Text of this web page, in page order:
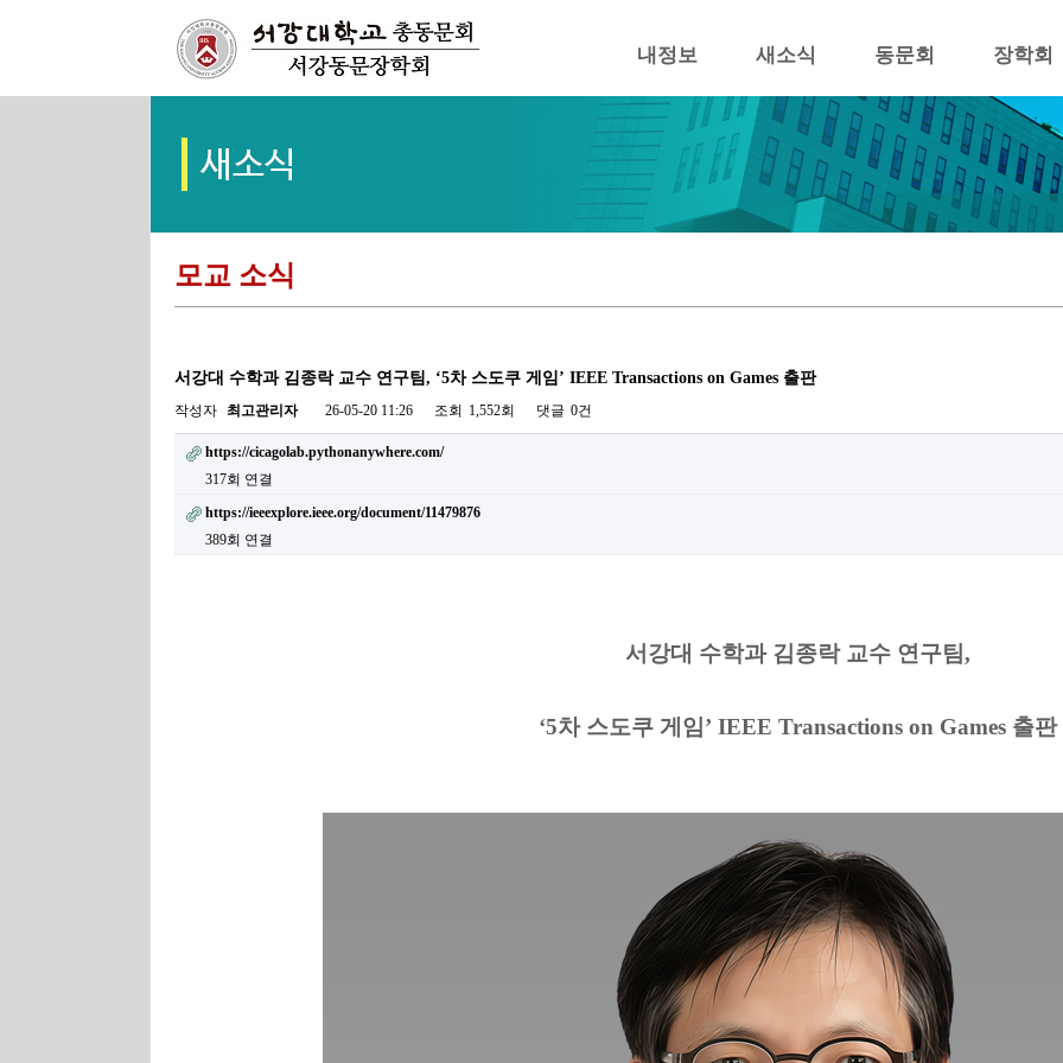
내정보 새소식 동문회 장학회
모교 소식
서강대 수학과 김종락 교수 연구팀, ‘5차 스도쿠 게임’ IEEE Transactions on Games 출판
작성자 최고관리자 26-05-20 11:26 조회 1,552회 댓글 0건
https://cicagolab.pythonanywhere.com/
317회 연결
https://ieeexplore.ieee.org/document/11479876
389회 연결
서강대 수학과 김종락 교수 연구팀,
‘5차 스도쿠 게임’ IEEE Transactions on Games 출판